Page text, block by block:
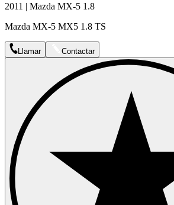
2011 | Mazda MX-5 1.8
Mazda MX-5 MX5 1.8 TS
Llamar Contactar